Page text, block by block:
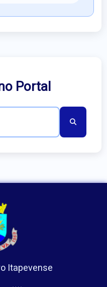
Portal
Itapevense